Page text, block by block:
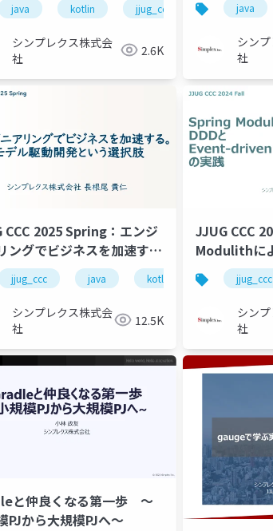
java kotlin jjug_ccc ddd
シンプレクス株式会
社
2.6K
るワイルド
java
シン
社
CCC 2025 Spring：エンジ
ングでビジネスを加速す
デル駆動開発という選択肢
jjug_ccc java kotlin モデル駆動開発
シンプレクス株式会
社
12.5K
JJUG CCC
Modulithに
drivenjjug_ccc
シン
社
と仲良くなる第一歩 ～
PJから大規模PJへ～